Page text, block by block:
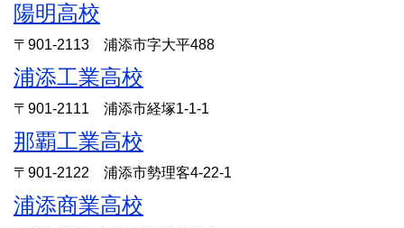
陽明高校
〒901-2113 浦添市字大平488
浦添工業高校
〒901-2111 浦添市経塚1-1-1
那覇工業高校
〒901-2122 浦添市勢理客4-22-1
浦添商業高校